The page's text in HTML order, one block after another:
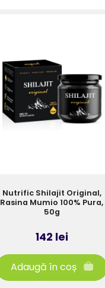
Nutrific Shilajit Original,
Rasina Mumio 100% Pura,
50g
142 lei
Adaugă în coș